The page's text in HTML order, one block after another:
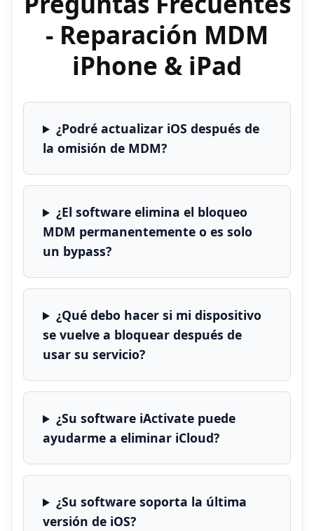
- Reparación MDM
iPhone & iPad
¿Podré actualizar iOS después de
la omisión de MDM?
¿El software elimina el bloqueo
MDM permanentemente o es solo
un bypass?
¿Qué debo hacer si mi dispositivo
se vuelve a bloquear después de
usar su servicio?
¿Su software iActivate puede
ayudarme a eliminar iCloud?
¿Su software soporta la última
versión de iOS?